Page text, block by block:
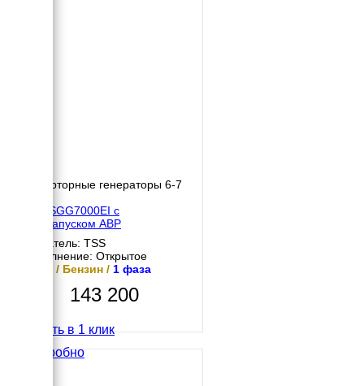
Инверторные генераторы 6-7
TSS SGG7000EI с
автозапуском АВР
Двигатель: TSS
Исполнение: Открытое
7 кВт / Бензин / 1 фаза
143 200
Купить в 1 клик
Подробно